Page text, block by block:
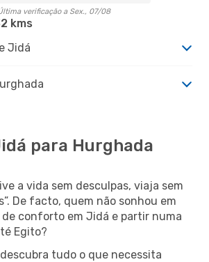
verificação a Sex., 07/08
kms
Jidá
para Hurghada
a vida sem desculpas, viaja sem
De facto, quem não sonhou em
de conforto em Jidá e partir numa
Egito?
tudo o que necessita